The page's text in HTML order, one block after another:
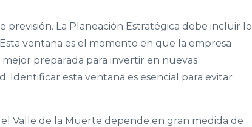
previsión. La Planeación Estratégica debe incluir lo
ventana es el momento en que la empresa
preparada para invertir en nuevas
Identificar esta ventana es esencial para evitar
Valle de la Muerte depende en gran medida de